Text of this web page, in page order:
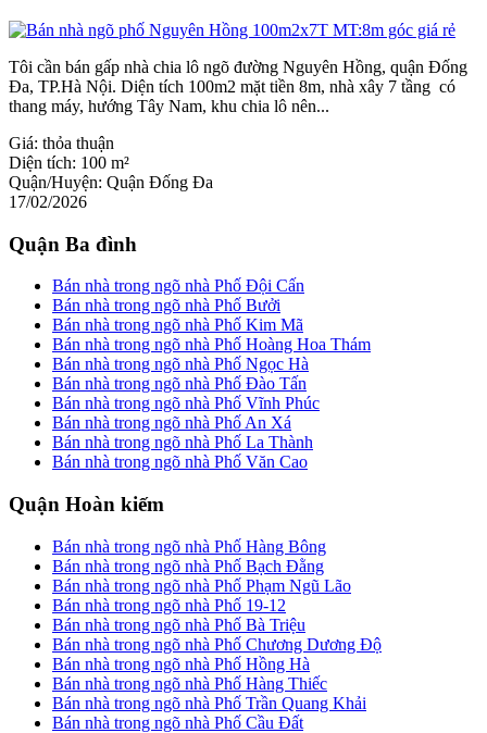
Tôi cần bán gấp nhà chia lô ngõ đường Nguyên Hồng, quận Đống
Đa, TP.Hà Nội. Diện tích 100m2 mặt tiền 8m, nhà xây 7 tầng có
thang máy, hướng Tây Nam, khu chia lô nên...
Giá: thỏa thuận
Diện tích: 100 m²
Quận/Huyện: Quận Đống Đa
17/02/2026
Quận Ba đình
Bán nhà trong ngõ nhà Phố Đội Cấn
Bán nhà trong ngõ nhà Phố Bưởi
Bán nhà trong ngõ nhà Phố Kim Mã
Bán nhà trong ngõ nhà Phố Hoàng Hoa Thám
Bán nhà trong ngõ nhà Phố Ngọc Hà
Bán nhà trong ngõ nhà Phố Đào Tấn
Bán nhà trong ngõ nhà Phố Vĩnh Phúc
Bán nhà trong ngõ nhà Phố An Xá
Bán nhà trong ngõ nhà Phố La Thành
Bán nhà trong ngõ nhà Phố Văn Cao
Quận Hoàn kiếm
Bán nhà trong ngõ nhà Phố Hàng Bông
Bán nhà trong ngõ nhà Phố Bạch Đằng
Bán nhà trong ngõ nhà Phố Phạm Ngũ Lão
Bán nhà trong ngõ nhà Phố 19-12
Bán nhà trong ngõ nhà Phố Bà Triệu
Bán nhà trong ngõ nhà Phố Chương Dương Độ
Bán nhà trong ngõ nhà Phố Hồng Hà
Bán nhà trong ngõ nhà Phố Hàng Thiếc
Bán nhà trong ngõ nhà Phố Trần Quang Khải
Bán nhà trong ngõ nhà Phố Cầu Đất